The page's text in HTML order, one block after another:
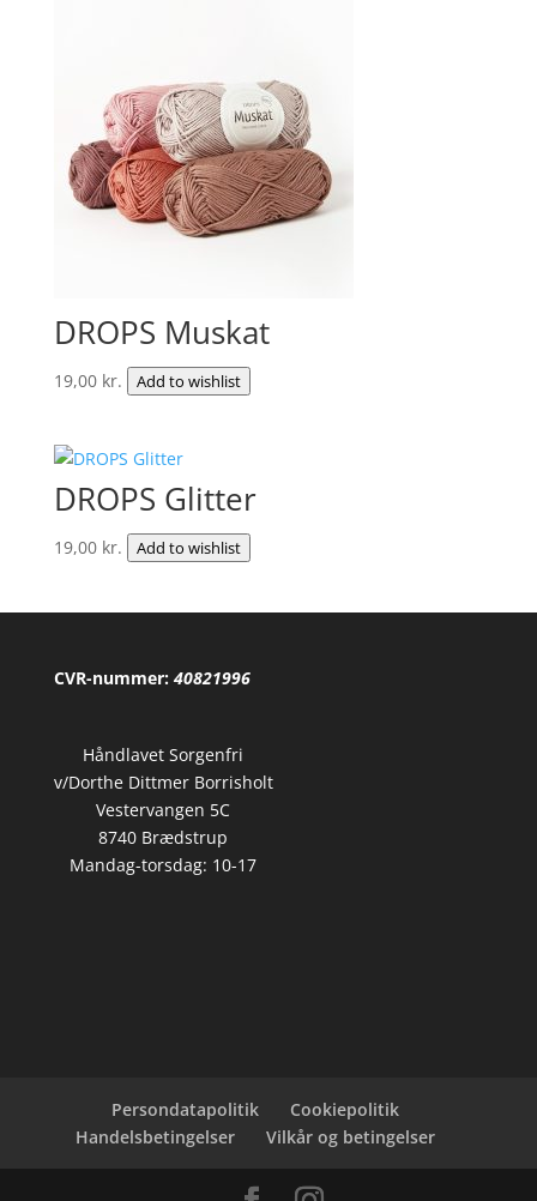
DROPS Muskat
19,00 kr. Add to wishlist
DROPS Glitter
19,00 kr. Add to wishlist
CVR-nummer: 40821996
Håndlavet Sorgenfri
v/Dorthe Dittmer Borrisholt
Vestervangen 5C
8740 Brædstrup
Mandag-torsdag: 10-17
Persondatapolitik
Cookiepolitik
Handelsbetingelser
Vilkår og betingelser